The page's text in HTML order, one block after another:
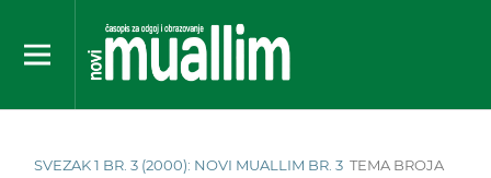
SVEZAK 1 BR. 3 (2000): NOVI MUALLIM BR. 3 TEMA BROJA